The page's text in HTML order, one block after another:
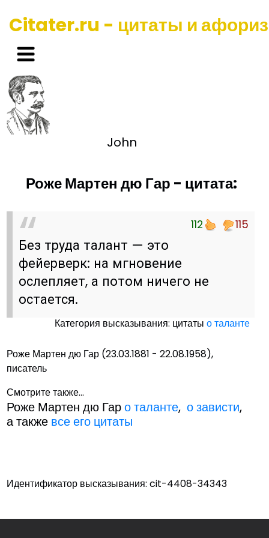
Citater.ru - цитаты и
John
Роже Мартен дю Гар - цитата:
112 115
Без труда талант — это
фейерверк: на мгновение
ослепляет, а потом ничего не
остается.
Категория высказывания: цитатыо таланте
Роже Мартен дю Гар (23.03.1881 - 22.08.1958),
писатель
Смотрите также...
Роже Мартен дю Гаро таланте,о зависти,
а также все его цитаты
Идентификатор высказывания: cit-4408-34343